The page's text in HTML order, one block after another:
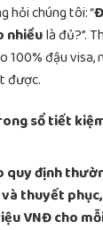
hỏi chúng tôi: “
nhiềulà đủ?”.
100% đậu visa,
được.
sổ tiết
quy định
thuyết
VNĐ cho